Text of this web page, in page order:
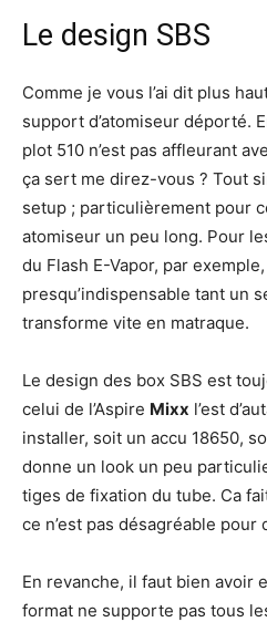
Le design SBS
Comme je vous l’ai dit plus
support d’atomiseur déporté.
plot 510 n’est pas affleurant
ça sert me direz-vous ? Tout
setup ; particulièrement pour
atomiseur un peu long. Pour
du Flash E-Vapor, par
presqu’indispensable tant un
transforme vite en matraque.
Le design des box SBS est
celui de l’Aspire Mixx l’est
installer, soit un accu 18650,
donne un look un peu
tiges de fixation du tube. Ca
ce n’est pas désagréable
En revanche, il faut bien avoir
format ne supporte pas tous